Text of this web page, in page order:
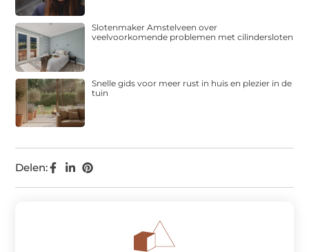
Delen:
Slotenmaker Amstelveen over
veelvoorkomende problemen met cilindersloten
Snelle gids voor meer rust in huis en plezier in de
tuin